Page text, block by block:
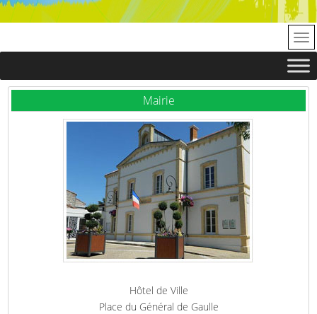
Mairie
Hôtel de Ville
Place du Général de Gaulle